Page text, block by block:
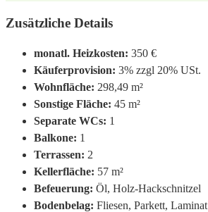
Zusätzliche Details
monatl. Heizkosten: 350 €
Käuferprovision: 3% zzgl 20% USt.
Wohnfläche: 298,49 m²
Sonstige Fläche: 45 m²
Separate WCs: 1
Balkone: 1
Terrassen: 2
Kellerfläche: 57 m²
Befeuerung: Öl, Holz-Hackschnitzel
Bodenbelag: Fliesen, Parkett, Laminat